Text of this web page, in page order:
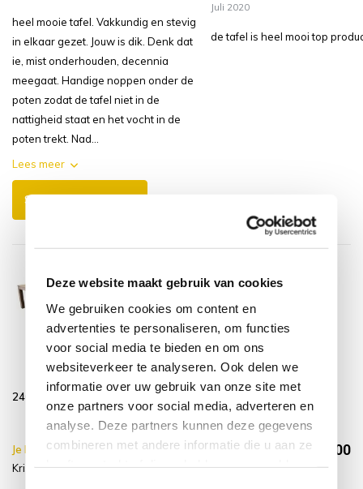
Deze website maakt gebruik van cookies
We gebruiken cookies om content en
advertenties te personaliseren, om functies
voor social media te bieden en om ons
websiteverkeer te analyseren. Ook delen we
informatie over uw gebruik van onze site met
onze partners voor social media, adverteren en
analyse. Deze partners kunnen deze gegevens
combineren met andere informatie die u aan ze
heel mooie tafel. Vakkundig en stevig
in elkaar gezet. Jouw is dik. Denk dat
ie, mist onderhouden, decennia
meegaat. Handige noppen onder de
poten zodat de tafel niet in de
nattigheid staat en het vocht in de
poten trekt. Nad...
Lees meer
Juli 2020
de tafel is heel mooi top
Schrijf je eigen review
Krista dining
tuintafel
240x100xH77,5 cm
teak Grade A
Montagelevering
- Extra gemak &
Je bespaart €10.00,- €1.154,00 €1.144,00
Krista dining tuintafel + Service levering Incl. btw